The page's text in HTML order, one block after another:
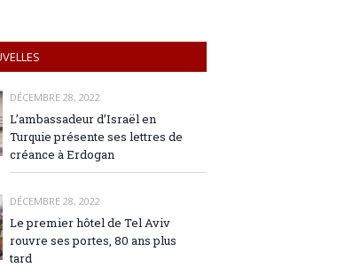
DÉCEMBRE 28, 2022
L’ambassadeur d’Israël en
Turquie présente ses lettres de
créance à Erdogan
DÉCEMBRE 28, 2022
Le premier hôtel de Tel Aviv
rouvre ses portes, 80 ans plus
tard